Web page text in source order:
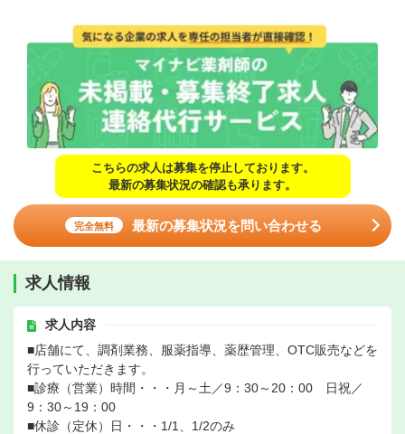
こちらの求人は募集を停止しております。
最新の募集状況の確認も承ります。
完全無料 最新の募集状況を問い合わせる
求人情報
求人内容
■店舗にて、調剤業務、服薬指導、薬歴管理、OTC販売などを
行っていただきます。
■診療（営業）時間・・・月～土／9：30～20：00 日祝／
9：30～19：00
■休診（定休）日・・・1/1、1/2のみ